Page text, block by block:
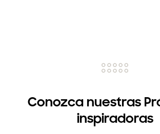
Conozca nuestras
inspiradoras